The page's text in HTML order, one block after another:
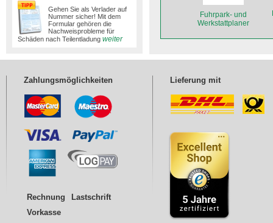
Gehen Sie als Verlader auf
Nummer sicher! Mit dem
Formular gehören die
Nachweisprobleme für
Schäden nach Teilentladung weiter
Fuhrpark- und
Werkstattplaner
Zahlungsmöglichkeiten
Rechnung
Lastschrift
Vorkasse
Lieferung mit